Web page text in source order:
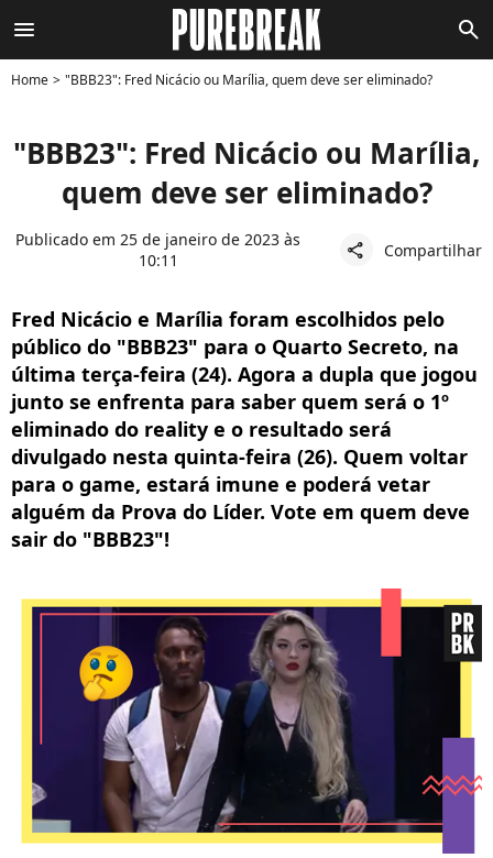
menu search
Home "BBB23": Fred Nicácio ou Marília, quem deve ser eliminado?
"BBB23": Fred Nicácio ou Marília,
quem deve ser eliminado?
Publicado em 25 de janeiro de 2023 às
10:11
share Compartilhar
Fred Nicácio e Marília foram escolhidos pelo
público do "BBB23" para o Quarto Secreto, na
última terça-feira (24). Agora a dupla que jogou
junto se enfrenta para saber quem será o 1º
eliminado do reality e o resultado será
divulgado nesta quinta-feira (26). Quem voltar
para o game, estará imune e poderá vetar
alguém da Prova do Líder. Vote em quem deve
sair do "BBB23"!